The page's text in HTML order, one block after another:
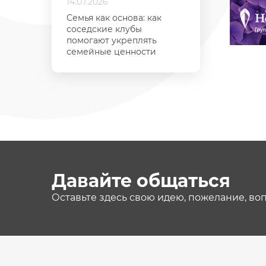
Семья как основа: как
соседские клубы
помогают укреплять
семейные ценности
Давайте общаться
Оставьте здесь свою идею, пожелание,